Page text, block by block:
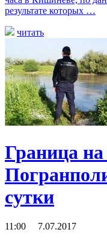
результате которых …
читать
Граница
сутки
11:00 7.07.2017